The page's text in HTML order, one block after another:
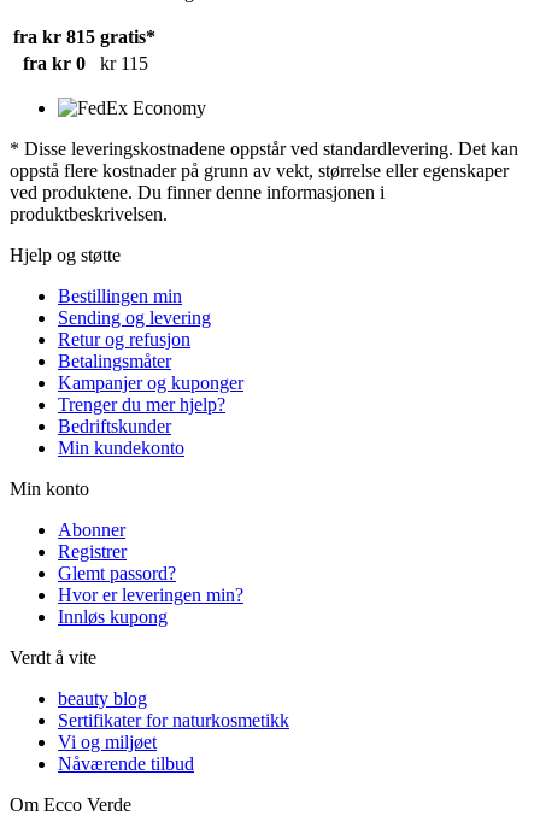
fra kr 815 gratis*
fra kr 0
kr 115
* Disse leveringskostnadene oppstår ved standardlevering. Det kan
oppstå flere kostnader på grunn av vekt, størrelse eller egenskaper
ved produktene. Du finner denne informasjonen i
produktbeskrivelsen.
Hjelp og støtte
Bestillingen min
Sending og levering
Retur og refusjon
Betalingsmåter
Kampanjer og kuponger
Trenger du mer hjelp?
Bedriftskunder
Min kundekonto
Min konto
Abonner
Registrer
Glemt passord?
Hvor er leveringen min?
Innløs kupong
Verdt å vite
beauty blog
Sertifikater for naturkosmetikk
Vi og miljøet
Nåværende tilbud
Om Ecco Verde